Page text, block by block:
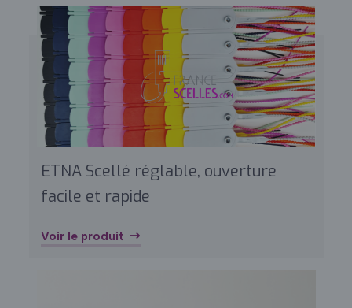
ETNA Scellé réglable, ouverture
facile et rapide
Voir le produit